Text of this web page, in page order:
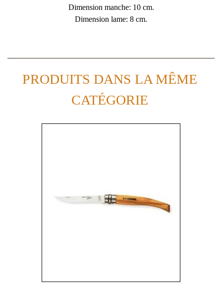
Dimension manche: 10 cm.
Dimension lame: 8 cm.
PRODUITS DANS LA MÊME
CATÉGORIE